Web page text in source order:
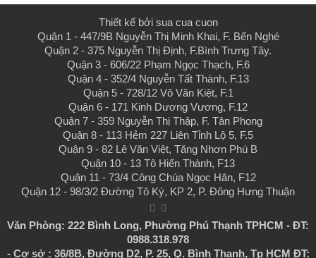
Thiết kế bởi sua cua cuon
Quận 1 - 447/9B Nguyễn Thị Minh Khai, F. Bến Nghé
Quận 2 - 375 Nguyễn Thị Định, F.Bình Trưng Tây.
Quận 3 - 606/22 Phạm Ngọc Thạch, F.6
Quận 4 - 352/4 Nguyễn Tất Thành, F.13
Quận 5 - 728/12 Võ Văn Kiệt, F.1
Quận 6 - 171 Kinh Dương Vương, F.12
Quận 7 - 359 Nguyễn Thị Thập, F. Tân Phong
Quận 8 - 113 Hẻm 227 Liên Tỉnh Lộ 5, F.5
Quận 9 - 82 Lê Văn Việt, Tăng Nhơn Phú B
Quận 10 - 13 Tô Hiến Thành, F13
Quận 11 - 73/4 Công Chúa Ngọc Hân, F12
Quận 12 - 98/3/2 Đường Tô Ký, KP 2, P. Đông Hưng Thuận
Văn Phòng: 222 Bình Long, Phường Phú Thạnh TPHCM - ĐT:
0988.318.978
- Cơ sở : 36/8B, Đường D2, P. 25, Q. Bình Thạnh, Tp HCM ĐT: